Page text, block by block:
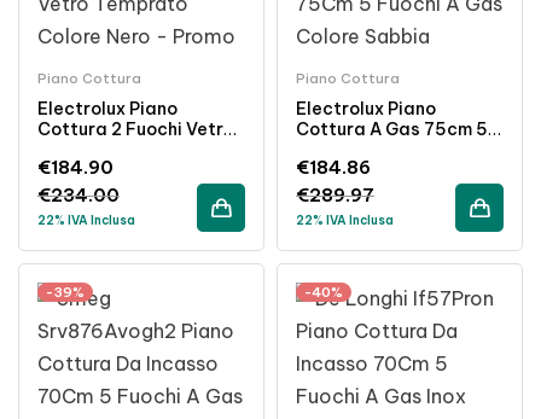
Piano Cottura
Electrolux Piano
Cottura 2 Fuochi Vetro
Cm Nero
€234.00
€184.90
22% IVA Inclusa
Piano Cottura
Electrolux Piano
Cottura A Gas 75cm 5
Sabbia Griglie Nero
€289.97
€184.86
22% IVA Inclusa
-39% -40%